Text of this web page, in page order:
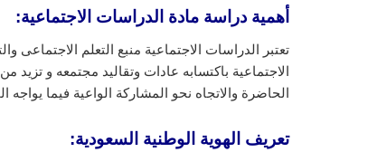
أهمية دراسة مادة الدراسات الاجتماعية:
تعتبر الدراسات الاجتماعية منبع التعلم الاجتماعى
الاجتماعية باكتسابه عادات وتقاليد مجتمعه و تزيد
الحاضرة والاتجاه نحو المشاركة الواعية فيما
تعريف الهوية الوطنية السعودية: